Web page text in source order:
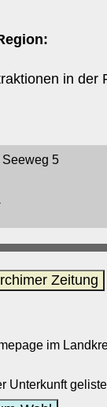
in der
5